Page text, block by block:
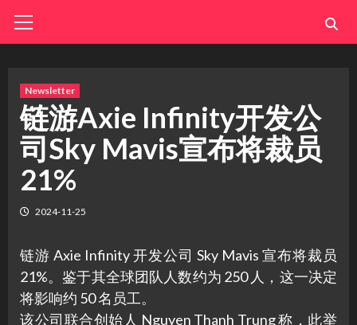
Menu
Newsletter
链游Axie Infinity开发公
司Sky Mavis宣布将裁员
21%
2024-11-25
链游 Axie Infinity 开发公司 Sky Mavis 宣布将裁员
21%。鉴于其全球团队人数约为 250 人，这一决定
将影响约 50 名员工。
该公司联合创始人 Nguyen Thanh Trung 称，此举